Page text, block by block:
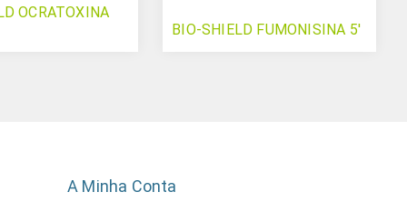
OCRATOXINA
BIO-SHIELD FUMONISINA 5'
A Minha Conta